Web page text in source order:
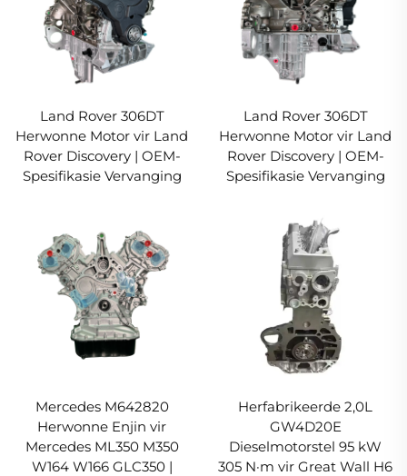
Land Rover 306DT
Herwonne Motor vir Land
Rover Discovery | OEM-
Spesifikasie Vervanging
Land Rover 306DT
Herwonne Motor vir Land
Rover Discovery | OEM-
Spesifikasie Vervanging
Mercedes M642820
Herwonne Enjin vir
Mercedes ML350 M350
W164 W166 GLC350 |
Herfabrikeerde 2,0L
GW4D20E
Dieselmotorstel 95 kW
305 N·m vir Great Wall H6